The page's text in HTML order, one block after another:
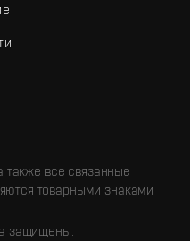
также все связанные
товарными знаками
защищены.